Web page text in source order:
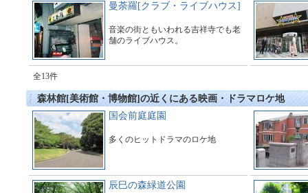
曼荼羅[クラブ・ライブハウス]
音楽の街ともいわれる吉祥寺でも老
舗のライブハウス。
全13件
森林館[美術館・博物館]の近くにある映画・ドラマロケ地
国会前庭庭園
多くのヒットドラマのロケ地
辰巳の森緑道公園